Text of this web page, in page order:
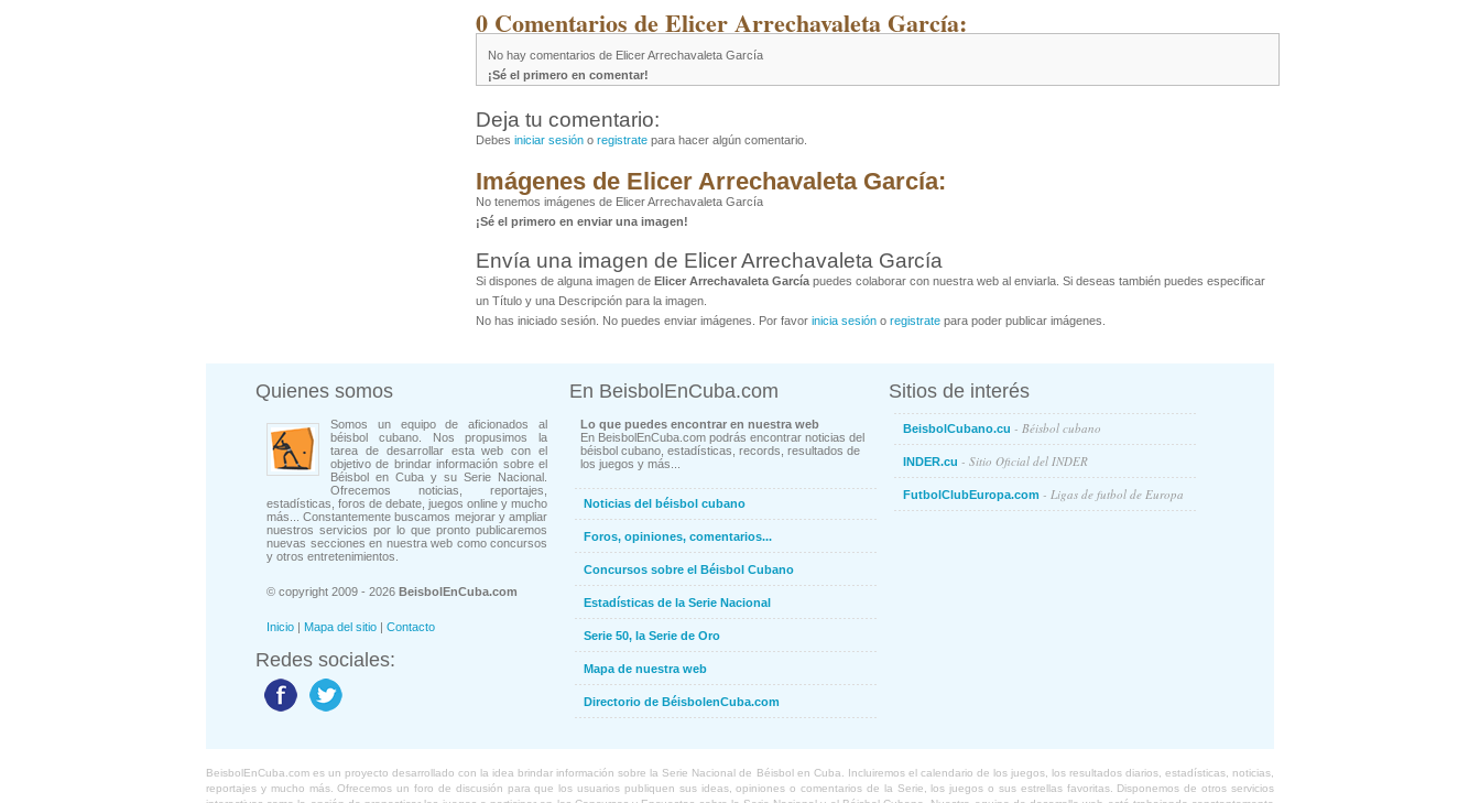
0 Comentarios de Elicer Arrechavaleta García:
No hay comentarios de Elicer Arrechavaleta García
¡Sé el primero en comentar!
Deja tu comentario:
Debes iniciar sesión o registrate para hacer algún comentario.
Imágenes de Elicer Arrechavaleta García:
No tenemos imágenes de Elicer Arrechavaleta García
¡Sé el primero en enviar una imagen!
Envía una imagen de Elicer Arrechavaleta García
Si dispones de alguna imagen de Elicer Arrechavaleta García puedes colaborar con nuestra web al enviarla. Si deseas también puedes especificar
un Título y una Descripción para la imagen.
No has iniciado sesión. No puedes enviar imágenes. Por favor inicia sesión o registrate para poder publicar imágenes.
Quienes somos
Somos un equipo de aficionados al
béisbol cubano. Nos propusimos la
tarea de desarrollar esta web con el
objetivo de brindar información sobre el
Béisbol en Cuba y su Serie Nacional.
Ofrecemos noticias, reportajes,
estadísticas, foros de debate, juegos online y mucho
más... Constantemente buscamos mejorar y ampliar
nuestros servicios por lo que pronto publicaremos
nuevas secciones en nuestra web como concursos
y otros entretenimientos.
© copyright 2009 - 2026 BeisbolEnCuba.com
Inicio | Mapa del sitio | Contacto
Redes sociales:
En BeisbolEnCuba.com
Lo que puedes encontrar en nuestra web
En BeisbolEnCuba.com podrás encontrar noticias del
béisbol cubano, estadísticas, records, resultados de
los juegos y más...
Noticias del béisbol cubano
Foros, opiniones, comentarios...
Concursos sobre el Béisbol Cubano
Estadísticas de la Serie Nacional
Serie 50, la Serie de Oro
Mapa de nuestra web
Directorio de BéisbolenCuba.com
Sitios de interés
BeisbolCubano.cu - Béisbol cubano
INDER.cu - Sitio Oficial del INDER
FutbolClubEuropa.com - Ligas de futbol de Europa
BeisbolEnCuba.com es un proyecto desarrollado con la idea brindar información sobre la Serie Nacional de Béisbol en Cuba. Incluiremos el calendario de los juegos, los resultados diarios, estadísticas, noticias,
reportajes y mucho más. Ofrecemos un foro de discusión para que los usuarios publiquen sus ideas, opiniones o comentarios de la Serie, los juegos o sus estrellas favoritas. Disponemos de otros servicios